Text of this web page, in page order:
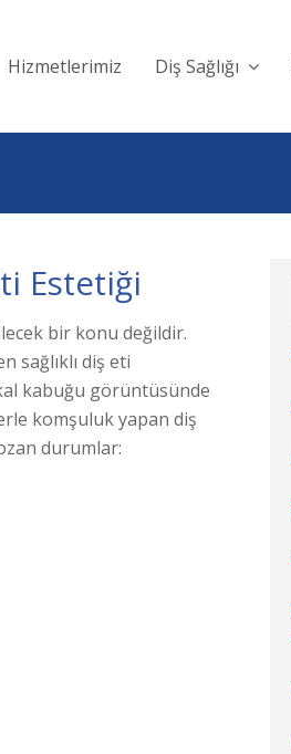
Hizmetlerimiz Diş Sağlığı
Estetiği
bir konu değildir.
sağlıklı diş eti
kabuğu görüntüsünde
komşuluk yapan diş
durumlar: